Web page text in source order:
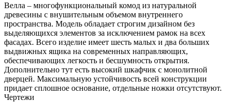
Велла – многофункциональный комод из натуральной
древесины с внушительным объемом внутреннего
пространства. Модель обладает строгим дизайном без
выделяющихся элементов за исключением рамок на всех
фасадах. Всего изделие имеет шесть малых и два больших
выдвижных ящика на современных направляющих,
обеспечивающих легкость и бесшумность открытия.
Дополнительно тут есть высокий шкафчик с монолитной
дверцей. Максимальную устойчивость всей конструкции
придает сплошное основание, отдельные ножки отсутствуют.
Чертежи